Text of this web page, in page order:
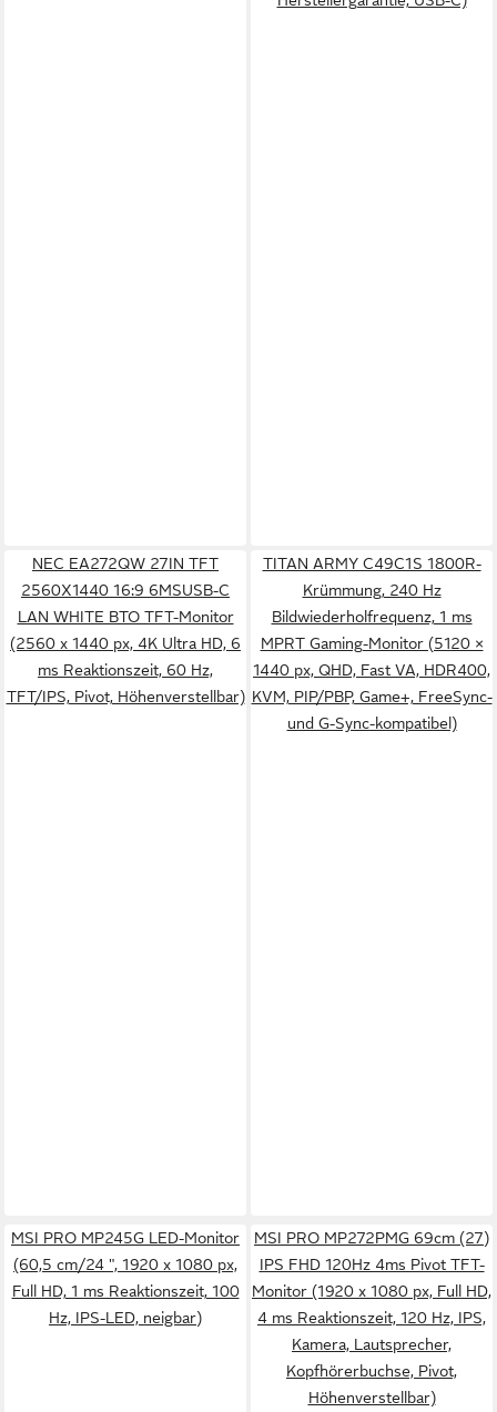
NEC EA272QW 27IN TFT
2560X1440 16:9 6MSUSB-C
LAN WHITE BTO TFT-Monitor
(2560 x 1440 px, 4K Ultra HD, 6
ms Reaktionszeit, 60 Hz,
TFT/IPS, Pivot, Höhenverstellbar)
TITAN ARMY C49C1S 1800R-
Krümmung, 240 Hz
Bildwiederholfrequenz, 1 ms
MPRT Gaming-Monitor (5120 ×
1440 px, QHD, Fast VA, HDR400,
KVM, PIP/PBP, Game+, FreeSync-
und G-Sync-kompatibel)
MSI PRO MP245G LED-Monitor
(60,5 cm/24 ", 1920 x 1080 px,
Full HD, 1 ms Reaktionszeit, 100
Hz, IPS-LED, neigbar)
MSI PRO MP272PMG 69cm (27)
IPS FHD 120Hz 4ms Pivot TFT-
Monitor (1920 x 1080 px, Full HD,
4 ms Reaktionszeit, 120 Hz, IPS,
Kamera, Lautsprecher,
Kopfhörerbuchse, Pivot,
Höhenverstellbar)